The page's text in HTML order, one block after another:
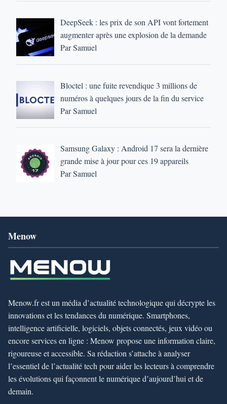
DeepSeek : les prix de son API vont fortement
augmenter après une explosion de la demande
Par Samuel
Bloctel : une fuite revendique 3 millions de
numéros à quelques jours de la fin du service
Par Samuel
Samsung Galaxy : Android 17 sera la dernière
grande mise à jour pour ces 19 appareils
Par Samuel
Menow
Menow.fr est un média d’actualité technologique qui décrypte les
innovations et les tendances du numérique. Smartphones,
intelligence artificielle, logiciels, objets connectés, jeux vidéo ou
encore services en ligne : Menow propose une information claire,
rigoureuse et accessible. Sa rédaction s’attache à analyser
l’essentiel de l’actualité tech pour aider les lecteurs à comprendre
les évolutions qui façonnent le numérique d’aujourd’hui et de
demain.